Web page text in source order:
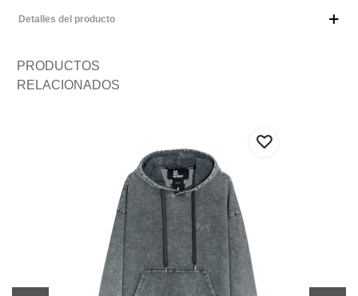
Detalles del producto
PRODUCTOS
RELACIONADOS